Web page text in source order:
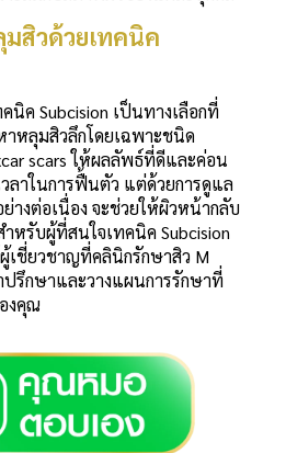
สิวด้วยเทคนิค
นิค Subcision เป็นทางเลือกที่
หลุมสิวลึกโดยเฉพาะชนิด
scars ให้ผลลัพธ์ที่ดีและค่อน
ลาในการฟื้นตัว แต่ด้วยการดูแล
างต่อเนื่อง จะช่วยให้ผิวหน้ากลับ
หรับผู้ที่สนใจเทคนิค Subcision
ชี่ยวชาญที่คลินิกรักษาสิว M
ปรึกษาและวางแผนการรักษาที่
งคุณ